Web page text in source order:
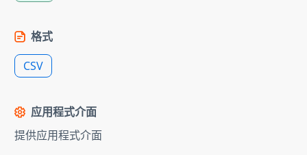
格式
CSV
应用程式介面
提供应用程式介面